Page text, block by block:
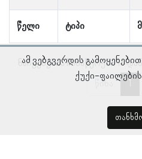
წელი ტიპი
ნაჩვენებია ჩანაწერები
წინა
ამ ვებგვერდის
ქუქი-ფაილების